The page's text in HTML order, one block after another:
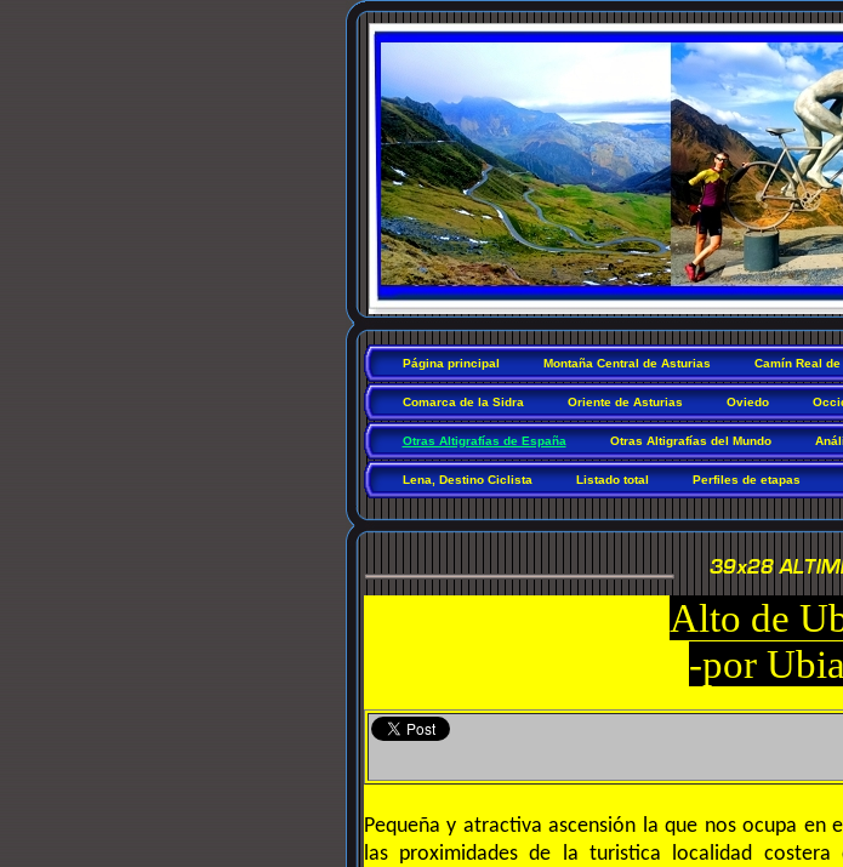
Página principal Montaña Central de Asturias Camín Real de
Comarca de la Sidra Oriente de Asturias Oviedo
Otras Altigrafías de España Otras Altigrafías del Mundo
Lena, Destino Ciclista Listado total Perfiles de etapas
Alto de
-por
Pequeña y atractiva ascensión la que nos ocupa en
las proximidades de la turistica localidad